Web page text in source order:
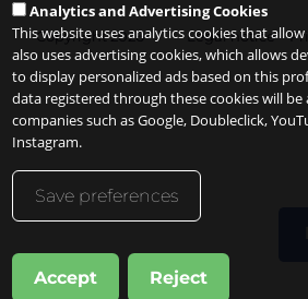
Copyright 2026 Legal notice
Analytics and Advertising Cookies
This website uses analytics cookies that
also uses advertising cookies, which allows
to display personalized ads based on this
data registered through these cookies will
companies such as Google, Doubleclick,
Instagram.
Save preferences
Accept Reject